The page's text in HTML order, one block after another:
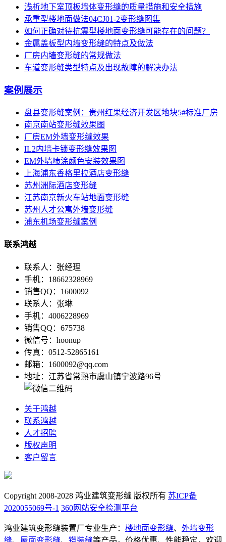
浅析地下室顶板墙体变形缝的质量措施和安全措施
承重型楼地面做法04CJ01-2变形缝图集
如何正确对待抗震型楼地面变形缝可能存在的问题？
金属盖板型内墙变形缝的特点及做法
厂房内墙变形缝的常规做法
车道变形缝类型特点及出现故障的解决办法
案例展示
盘县变形缝案例：贵州红果经济开发区地块5#标准厂房
南京南站变形缝效果图
厂房EM外墙变形缝效果
IL2内墙卡锁变形缝效果图
EM外墙喷涂颜色安装效果图
上海浦东香格里拉酒店变形缝
苏州洲际酒店变形缝
江苏南京新火车站地面变形缝
苏州人才公寓外墙变形缝
浦东机场变形缝案例
联系鸿越
联系人：张经理
手机：18662328969
销售QQ：1600092
联系人：张琳
手机：4006228969
销售QQ：675738
微信号：hoonup
传真：0512-52865161
邮箱：1600092@qq.com
地址：江苏省常熟市虞山镇宁波路96号
关于鸿越
联系鸿越
人才招聘
版权声明
客户留言
Copyright 2008-2028 鸿业建筑变形缝 版权所有 苏ICP备
2020055069号-1 360网站安全检测平台
鸿业建筑变形缝装置厂专业生产： 楼地面变形缝、 外墙变形